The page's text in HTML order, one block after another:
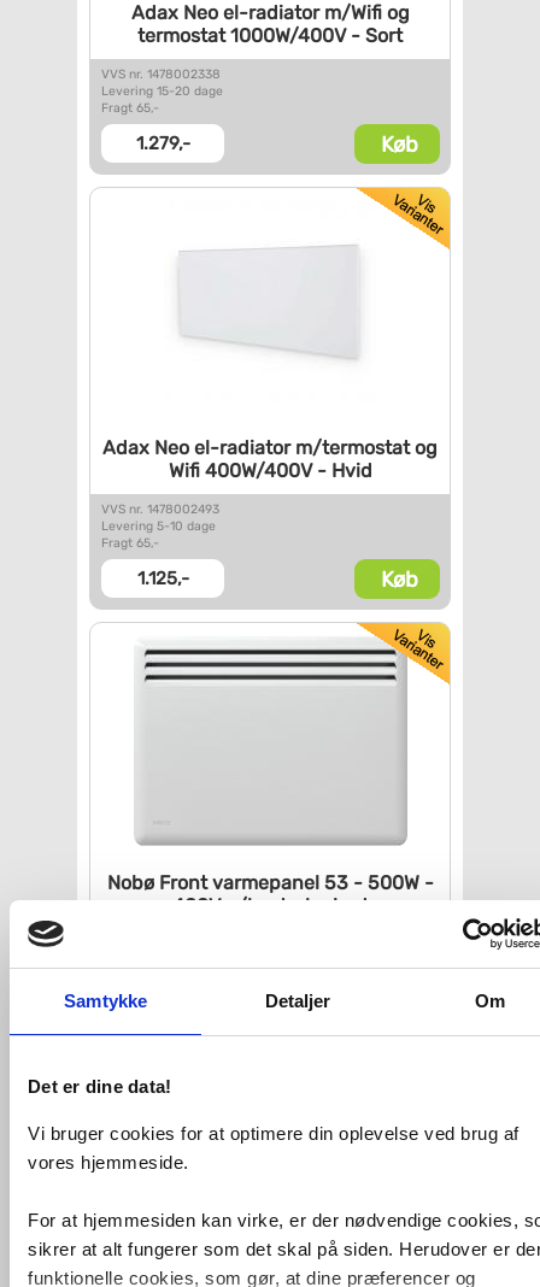
Samtykke Detaljer Om
Det er dine data!
Vi bruger cookies for at optimere din oplevelse ved brug af
vores hjemmeside.
For at hjemmesiden kan virke, er der nødvendige cookies,
sikrer at alt fungerer som det skal på siden. Herudover er
funktionelle cookies, som gør, at dine præferencer og
Adax Neo el-radiator m/Wifi og
termostat 1000W/400V - Sort
VVS nr. 1478002338
Levering 15-20 dage
Fragt 65,-
1.279,- Køb
Adax Neo el-radiatorm/termostat og
Wifi 400W/400V- Hvid
VVS nr. 1478002493
Levering 5-10 dage
Fragt 65,-
1.125,- Køb
Nobø Front varmepanel 53 -500W -
400V u/kontrolenhed
1.227,-